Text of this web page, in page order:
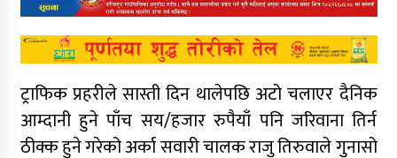
ट्राफिक प्रहरीले सास्ती दिन थालेपछि अटो चलाएर दैनिक
आम्दानी हुने पाँच सय/हजार रुपैयाँ पनि जरिवाना तिर्न
ठीक्क हुने गरेको अर्का सवारी चालक राजु तिरुवाले गुनासो